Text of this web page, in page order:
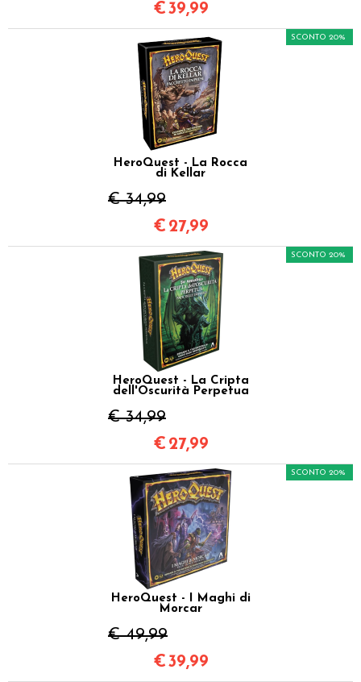
€39,99
HeroQuest - La Rocca
di Kellar
€ 34,99
SCONTO 20%
€ 27,99
HeroQuest - La Cripta
dell'Oscurità Perpetua
€ 34,99
SCONTO 20%
€ 27,99
HeroQuest - I Maghi di
Morcar
€ 49,99
SCONTO 20%
€39,99